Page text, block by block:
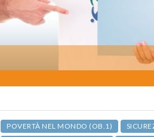
POVERTÀ NEL MONDO (OB.1)